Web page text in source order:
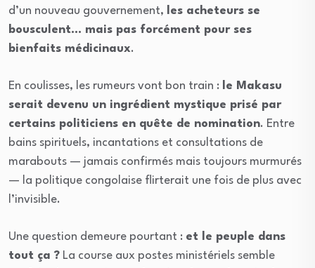
d’un nouveau gouvernement,
les acheteurs se
bousculent… mais pas forcément pour ses
bienfaits médicinaux.
En coulisses, les rumeurs vont bon train :
le Makasu
serait devenu un ingrédient mystique prisé par
certains politiciens en quête de nomination. Entre
bains spirituels, incantations et consultations de
marabouts — jamais confirmés mais toujours murmurés
— la politique congolaise flirterait une fois de plus avec
l’invisible.
Une question demeure pourtant : et le peuple dans
tout ça ? La course aux postes ministériels semble